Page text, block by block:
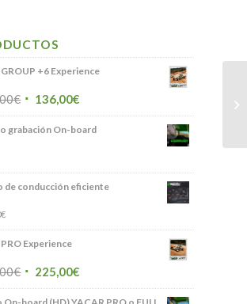
GROUP +6 Experience
€ 136,00€
grabación On-board
de conducción eficiente
€
PRO Experience
€ 225,00€